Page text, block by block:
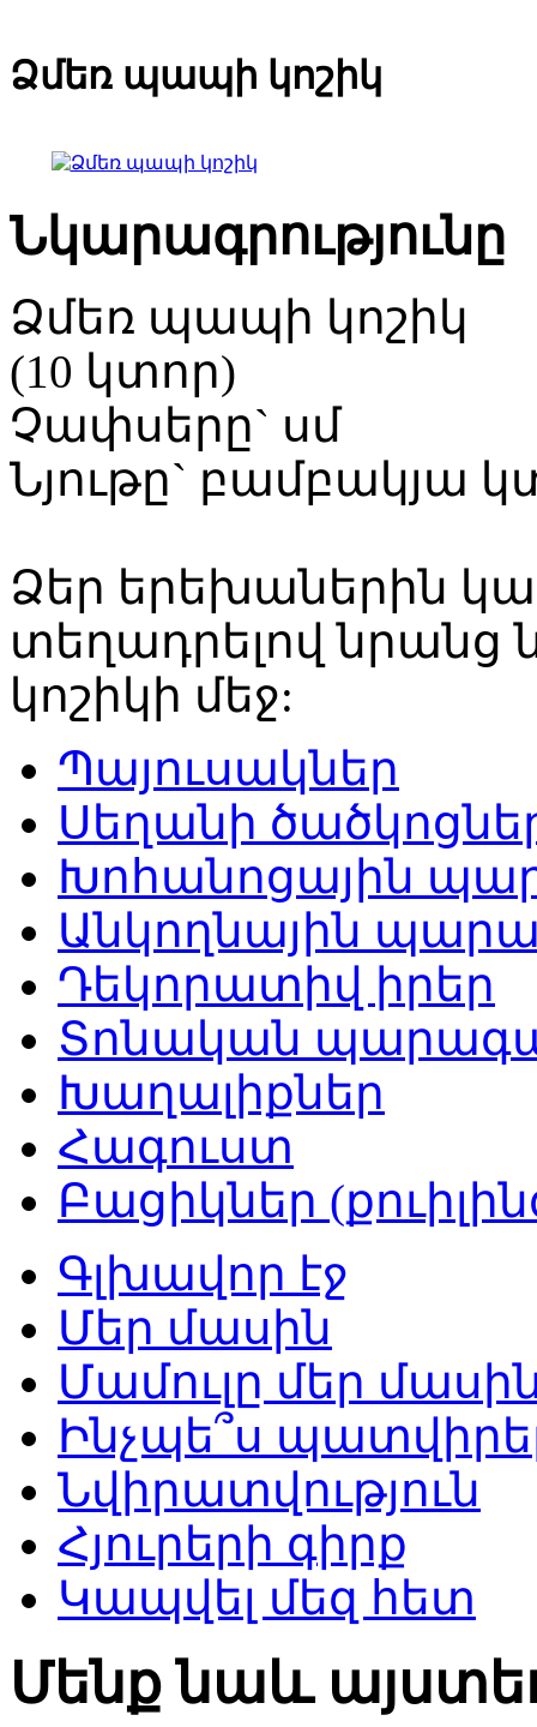
Ձմեռ պապի կոշիկ
Նկարագրությունը
Ձմեռ պապի կոշիկ
(10 կտոր)
Չափսերը` սմ
Նյութը` բամբակյա
Ձեր երեխաներին
տեղադրելով նրանց
կոշիկի մեջ:
Պայուսակներ
Սեղանի
Խոհանոցային
Անկողնային
Դեկորատիվ իրեր
Տոնական
Խաղալիքներ
Հագուստ
Բացիկներ
Գլխավոր էջ
Մեր մասին
Մամուլը մեր
Ինչպե՞ս
Նվիրատվություն
Հյուրերի գիրք
Կապվել մեզ հետ
Մենք նաև